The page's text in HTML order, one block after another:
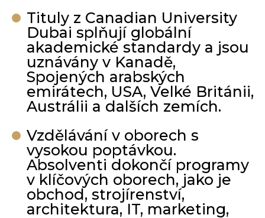
Tituly z Canadian University
Dubai splňují globální
akademické standardy a jsou
uznávány v Kanadě,
Spojených arabských
emirátech, USA, Velké Británii,
Austrálii a dalších zemích.
Vzdělávání v oborech s
vysokou poptávkou.
Absolventi dokončí programy
v klíčových oborech, jako je
obchod, strojírenství,
architektura, IT, marketing,